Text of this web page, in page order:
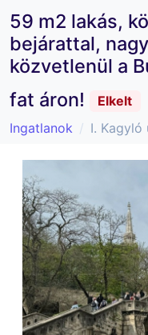
59 m2 lakás,
bejárattal,
közvetlenül a
fat áron!
Elkelt
Ingatlanok
I. Kagyló